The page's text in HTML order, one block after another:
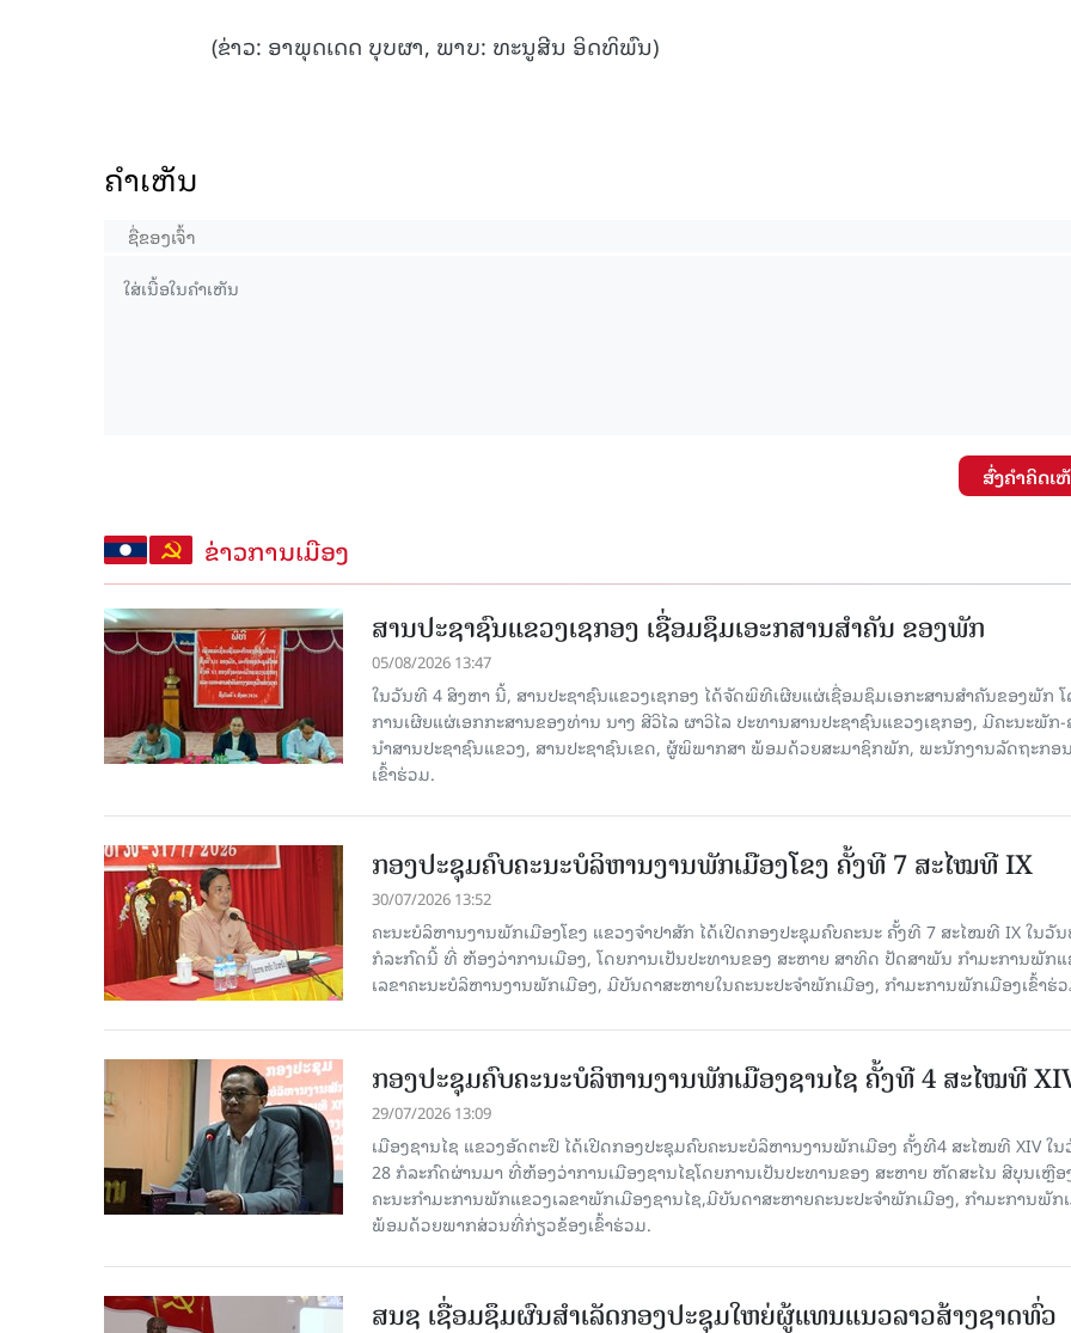
(ຂ່າວ: ອາພຸດເດດ ບຸບຜາ, ພາບ: ທະນູສີນ ອິດທິພົນ)
ຄໍາເຫັນ
ສົ່ງຄໍາຄິດເ
ຂ່າວການເມືອງ
ສານປະຊາຊົນແຂວງເຊກອງ ເຊື່ອມຊຶມເອະກສານສໍາຄັນ ຂອງພັກ
05/08/2026 13:47
ໃນວັນທີ 4 ສິງຫາ ນີ້, ສານປະຊາຊົນແຂວງເຊກອງ ໄດ້ຈັດພິທີເຜີຍແຜ່ເຊື່ອມຊຶມເອກະສານສໍາຄັນຂອງພັກ
ການເຜີຍແຜ່ເອກກະສານຂອງທ່ານ ນາງ ສີວິໄລ ຜາວິໄລ ປະທານສານປະຊາຊົນແຂວງເຊກອງ, ມີຄະນະພັກ-
ນໍາສານປະຊາຊົນແຂວງ, ສານປະຊາຊົນເຂດ, ຜູ້ພິພາກສາ ພ້ອມດ້ວຍສະມາຊິກພັກ, ພະນັກງານລັດຖະກອນ
ເຂົ້າຮ່ວມ.
ກອງປະຊຸມຄົບຄະນະບໍລິຫານງານພັກເມືອງໂຂງ ຄັ້ງທີ 7 ສະໄໝທີ IX
30/07/2026 13:52
ຄະນະບໍລິຫານງານພັກເມືອງໂຂງ ແຂວງຈຳປາສັກ ໄດ້ເປີດກອງປະຊຸມຄົບຄະນະ ຄັ້ງທີ 7 ສະໄໝທີ IX ໃນ​ວັ
ກໍ​ລະ​ກົດ​ນີ້ ທີ່ ຫ້ອງວ່າການເມືອງ, ໂດຍການເປັນປະທານຂອງ ສະຫາຍ ສາທິດ ປັດສາພັນ ກຳມະການພັກແ
ເລຂາຄະນະບໍລິຫານງານພັກເມືອງ, ມີບັນດາສະຫາຍໃນຄະນະປະຈຳພັກເມືອງ, ກຳມະການພັກເມືອງເຂົ້າຮ່
ກອງປະຊຸມຄົບຄະນະບໍລິຫານງານພັກເມືອງຊານ​ໄຊ ຄັ້ງທີ 4 ສະໄໝທີ
29/07/2026 13:09
ເມືອງຊານໄຊ ແຂວງອັດຕະປື ໄດ້ເປີດກອງປະຊຸມຄົບຄະນະບໍລິຫານງານພັກເມືອງ ຄັ້ງທີ4 ສະໄໝທີ XIV ໃ
28 ກໍ​ລະ​ກົດ​ຜ່ານ​ມາ ທີ່ຫ້ອງວ່າການເມືອງຊານໄຊໂດຍການເປັນປະທານຂອງ ສະຫາຍ ຫັດສະໄນ ສີບຸນເຫຼືອ
ຄະນະກຳມະການພັກແຂວງເລຂາພັກເມືອງຊານໄຊ,ມີບັນດາສະຫາຍຄະນະປະຈຳພັກເມືອງ, ກຳມະການພັກ
ພ້ອມດ້ວຍພາກສ່ວນທີ່ກ່ຽວຂ້ອງເຂົ້າຮ່ວມ.
ສນຊ ເຊື່ອມຊຶມຜົນສໍາເລັດກອງປະຊຸມໃຫຍ່ຜູ້ແທນແນວລາວສ້າງຊາດທົ່ວ